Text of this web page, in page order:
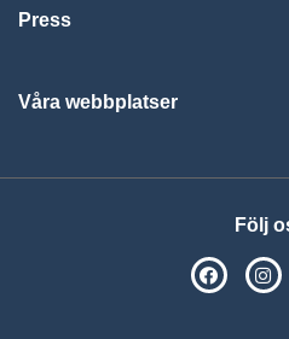
Press
Våra webbplatser
Följ